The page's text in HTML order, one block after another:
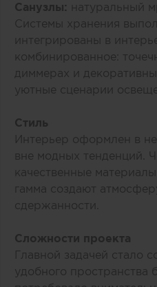
Санузлы: натуральный
Системы хранения
интегрированы в
комбинированное:
диммерах и
уютные сценарии
Стиль
Интерьер оформлен в
вне модных тенденций.
качественные
гамма создают
сдержанности.
Сложности проекта
Главной задачей стало
удобного пространства